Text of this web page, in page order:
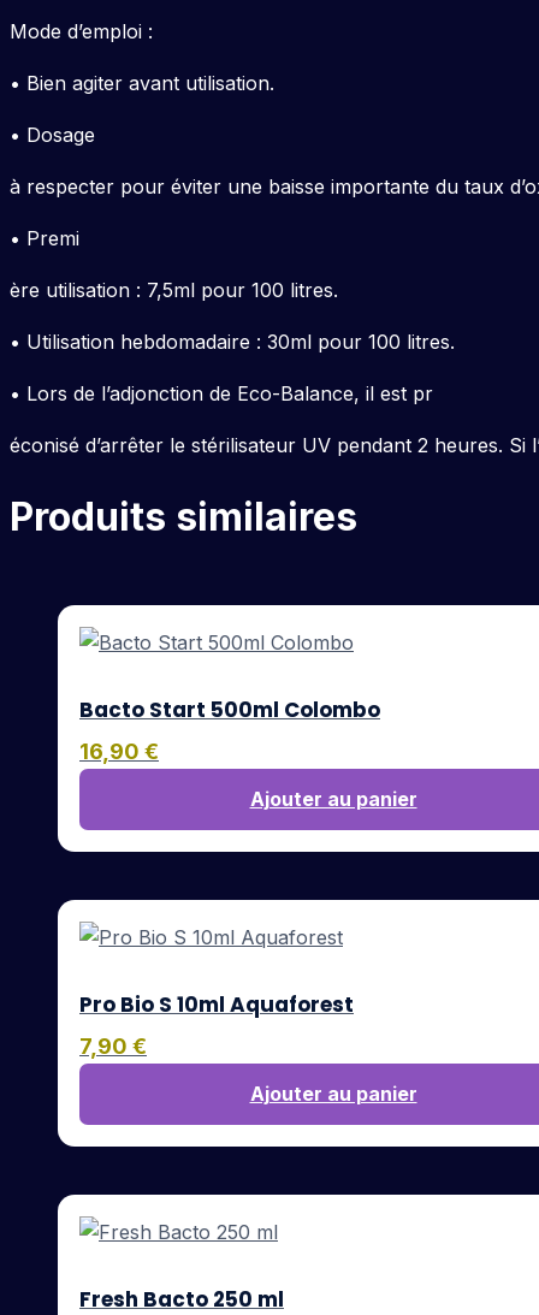
Mode d’emploi :
• Bien agiter avant utilisation.
• Dosage
à respecter pour éviter une baisse importante du taux
• Premi
ère utilisation : 7,5ml pour 100 litres.
• Utilisation hebdomadaire : 30ml pour 100 litres.
• Lors de l’adjonction de Eco-Balance, il est pr
éconisé d’arrêter le stérilisateur UV pendant 2 heures.
Produits similaires
Bacto Start 500ml Colombo
16,90 €
Ajouter au panier
Pro Bio S 10ml Aquaforest
7,90 €
Ajouter au panier
Fresh Bacto 250 ml